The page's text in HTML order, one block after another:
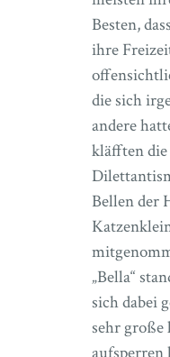
Besten,
ihre
die sich
andere
kläfften
Bellen der
„Bella“
sich dabei
sehr große